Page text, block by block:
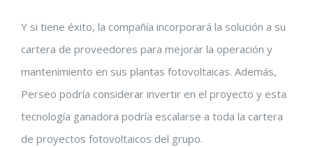
Y si tiene éxito, la compañía incorporará la solución a su
cartera de proveedores para mejorar la operación y
mantenimiento en sus plantas fotovoltaicas. Además,
Perseo podría considerar invertir en el proyecto y esta
tecnología ganadora podría escalarse a toda la cartera
de proyectos fotovoltaicos del grupo.